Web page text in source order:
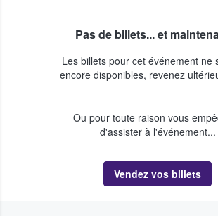
Pas de billets... et
Les billets pour cet événement ne
encore disponibles, revenez
Ou pour toute raison vous
d'assister à l'événement...
Vendez vos billets